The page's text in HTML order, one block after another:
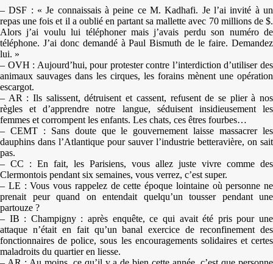
– DSF : « Je connaissais à peine ce M. Kadhafi. Je l’ai invité à un
repas une fois et il a oublié en partant sa mallette avec 70 millions de $.
Alors j’ai voulu lui téléphoner mais j’avais perdu son numéro de
téléphone. J’ai donc demandé à Paul Bismuth de le faire. Demandez
lui. »
– OVH : Aujourd’hui, pour protester contre l’interdiction d’utiliser des
animaux sauvages dans les cirques, les forains mènent une opération
escargot.
– AR : Ils salissent, détruisent et cassent, refusent de se plier à nos
règles et d’apprendre notre langue, séduisent insidieusement les
femmes et corrompent les enfants. Les chats, ces êtres fourbes…
– CEMT : Sans doute que le gouvernement laisse massacrer les
dauphins dans l’Atlantique pour sauver l’industrie betteravière, on sait
pas.
– CC : En fait, les Parisiens, vous allez juste vivre comme des
Clermontois pendant six semaines, vous verrez, c’est super.
– LE : Vous vous rappelez de cette époque lointaine où personne ne
prenait peur quand on entendait quelqu’un tousser pendant une
partouze ?
– IB : Champigny : après enquête, ce qui avait été pris pour une
attaque n’était en fait qu’un banal exercice de reconfinement des
fonctionnaires de police, sous les encouragements solidaires et certes
maladroits du quartier en liesse.